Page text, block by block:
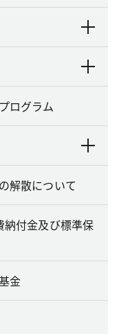
ログラム
解散について
付金及び標準保
金